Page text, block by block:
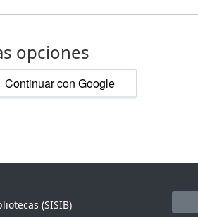
opciones
Continuar con Google
(SISIB)